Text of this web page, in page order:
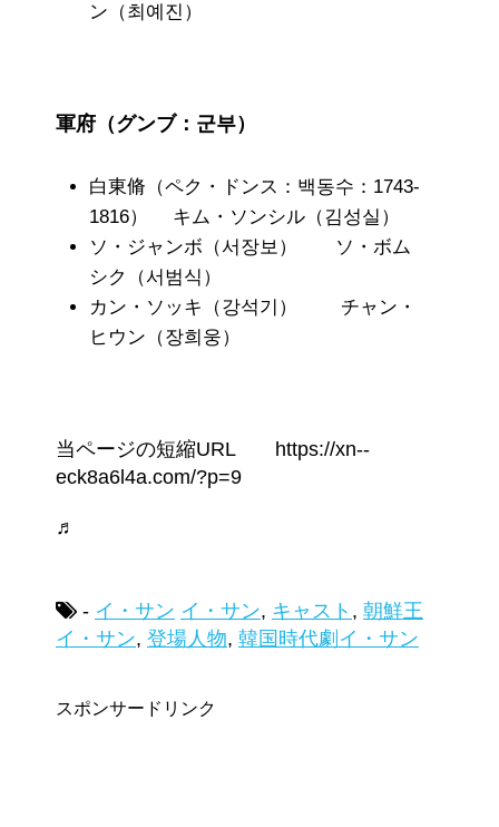
ン（최예진）
軍府（グンブ：군부）
白東脩（ペク・ドンス：백동수：1743-
1816） キム・ソンシル（김성실）
ソ・ジャンボ（서장보） ソ・ボム
シク（서범식）
カン・ソッキ（강석기） チャン・
ヒウン（장희웅）
当ページの短縮URL https://xn--
eck8a6l4a.com/?p=9
♬
- イ・サン イ・サン, キャスト , 朝鮮王
イ・サン, 登場人物, 韓国時代劇イ・サン
スポンサードリンク